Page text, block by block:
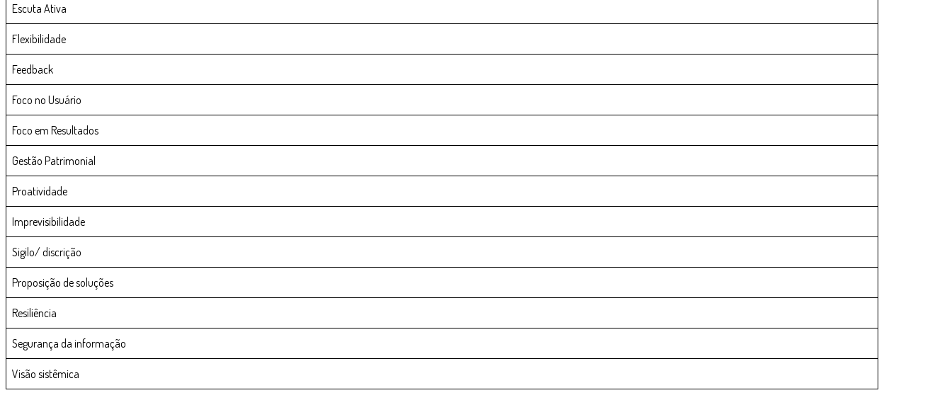
Escuta Ativa
Flexibilidade
Feedback
Foco no Usuário
Foco em Resultados
Gestão Patrimonial
Proatividade
Imprevisibilidade
Sigilo/ discrição
Proposição de soluções
Resiliência
Segurança da informação
Visão sistêmica